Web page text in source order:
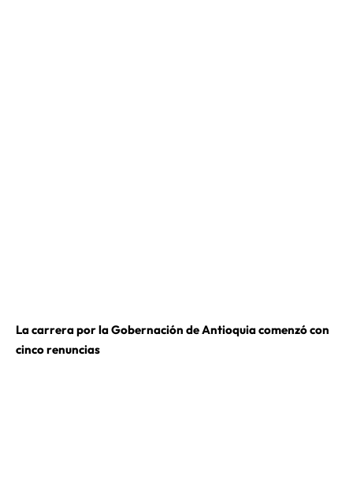
La carrera por la Gobernación de Antioquia comenzó con
cinco renuncias